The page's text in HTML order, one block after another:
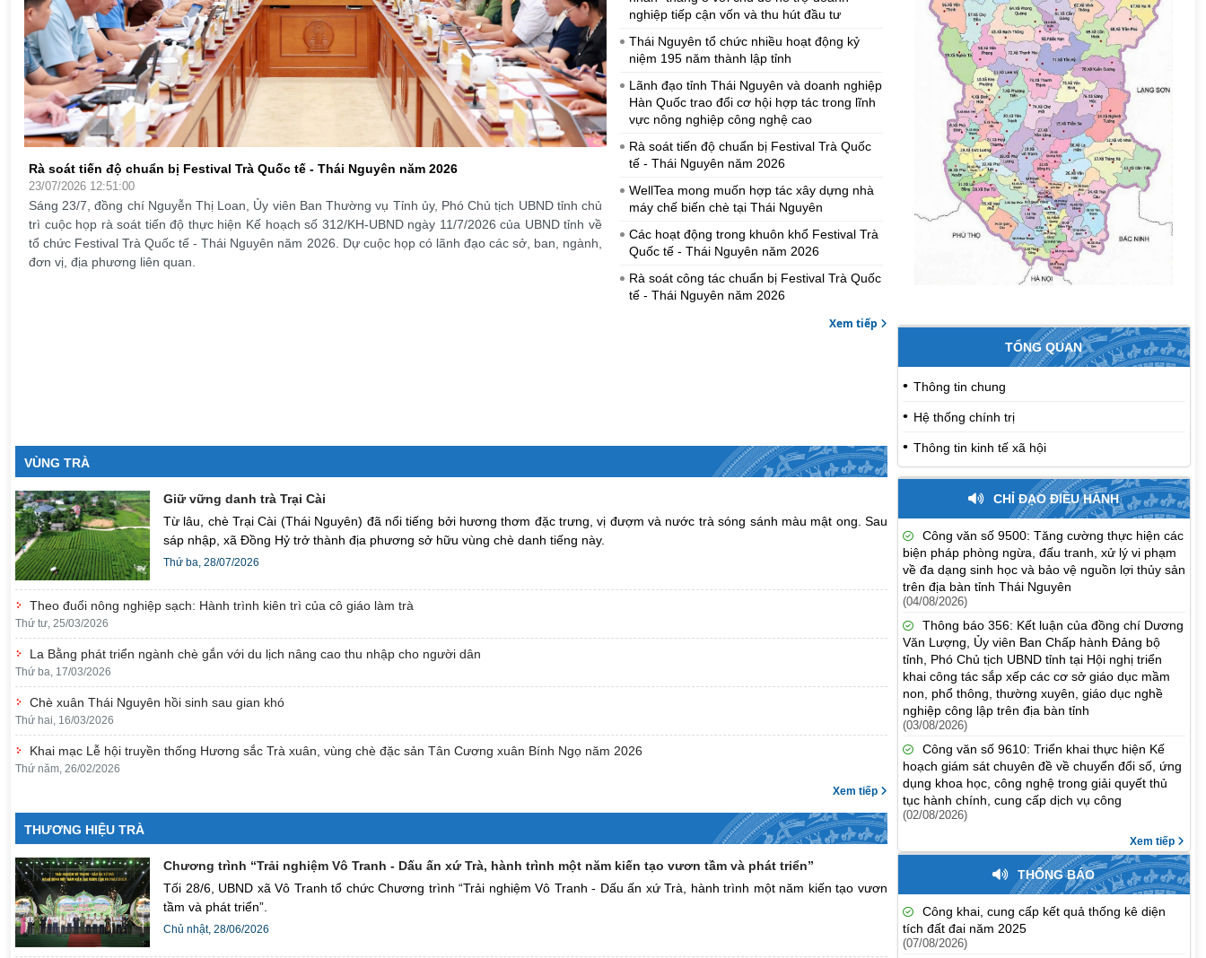
Rà soát tiến độ chuẩn bị Festival Trà Quốc tế - Thái Nguyên năm 2026
23/07/2026 12:51:00
Sáng 23/7, đồng chí Nguyễn Thị Loan, Ủy viên Ban Thường vụ Tỉnh ủy, Phó Chủ tịch UBND tỉnh chủ
trì cuộc họp rà soát tiến độ thực hiện Kế hoạch số 312/KH-UBND ngày 11/7/2026 của UBND tỉnh về
tổ chức Festival Trà Quốc tế - Thái Nguyên năm 2026. Dự cuộc họp có lãnh đạo các sở, ban, ngành,
đơn vị, địa phương liên quan.
WellTea mong muốn hợp tác xây dựng nhà máy chế biến chè tại Thái Nguyên
20/07/2026 17:45:00
Chiều 20/7, đồng chí Nguyễn Thị Loan, Ủy viên Ban Thường vụ Tỉnh ủy, Phó Chủ tịch UBND tỉnh tiếp
và làm việc với Đoàn công tác của Công ty cổ phần WellTea do ông Lữ Minh Triết, Tổng Giám đốc
Công ty làm Trưởng Đoàn.
nghiệp tiếp cận vốn và thu hút đầu tư
Thái Nguyên tổ chức nhiều hoạt động kỷ
niệm 195 năm thành lập tỉnh
Lãnh đạo tỉnh Thái Nguyên và doanh nghiệp
Hàn Quốc trao đổi cơ hội hợp tác trong lĩnh
vực nông nghiệp công nghệ cao
Rà soát tiến độ chuẩn bị Festival Trà Quốc
tế - Thái Nguyên năm 2026
WellTea mong muốn hợp tác xây dựng nhà
máy chế biến chè tại Thái Nguyên
Các hoạt động trong khuôn khổ Festival Trà
Quốc tế - Thái Nguyên năm 2026
Rà soát công tác chuẩn bị Festival Trà Quốc
tế - Thái Nguyên năm 2026
Thúc đẩy hợp tác phát triển trà Thái Nguyên
ấn xứ Trà, hành trình một năm kiến tạo
vươn tầm và phát triển”
Thái Nguyên
Festival trà Quốc tế - Thái Nguyên năm
Xem tiếp
VÙNG TRÀ
Giữ vững danh trà Trại Cài
Từ lâu, chè Trại Cài (Thái Nguyên) đã nổi tiếng bởi hương thơm đặc trưng, vị đượm và nước trà sóng sánh màu mật ong. Sau
sáp nhập, xã Đồng Hỷ trở thành địa phương sở hữu vùng chè danh tiếng này.
Thứ ba, 28/07/2026
Theo đuổi nông nghiệp sạch: Hành trình kiên trì của cô giáo làm trà
Thứ tư, 25/03/2026
La Bằng phát triển ngành chè gắn với du lịch nâng cao thu nhập cho người dân
Thứ ba, 17/03/2026
Chè xuân Thái Nguyên hồi sinh sau gian khó
Thứ hai, 16/03/2026
Khai mạc Lễ hội truyền thống Hương sắc Trà xuân, vùng chè đặc sản Tân Cương xuân Bính Ngọ năm 2026
Thứ năm, 26/02/2026
Xem tiếp
THƯƠNG HIỆU TRÀ
Chương trình “Trải nghiệm Vô Tranh - Dấu ấn xứ Trà, hành trình một năm kiến tạo vươn tầm và phát triển”
Tối 28/6, UBND xã Vô Tranh tổ chức Chương trình “Trải nghiệm Vô Tranh - Dấu ấn xứ Trà, hành trình một năm kiến tạo vươn
tầm và phát triển”.
Chủ nhật, 28/06/2026
TỔNG QUAN
Thông tin chung
Hệ thống chính trị
Thông tin kinh tế xã hội
CHỈ ĐẠO ĐIỀU HÀNH
Công văn số 9500: Tăng cường thực hiện các
biện pháp phòng ngừa, đấu tranh, xử lý vi phạm
về đa dạng sinh học và bảo vệ nguồn lợi thủy sản
trên địa bàn tỉnh Thái Nguyên
(04/08/2026)
Thông báo 356: Kết luận của đồng chí Dương
Văn Lượng, Ủy viên Ban Chấp hành Đảng bộ
tỉnh, Phó Chủ tịch UBND tỉnh tại Hội nghị triển
khai công tác sắp xếp các cơ sở giáo dục mầm
non, phổ thông, thường xuyên, giáo dục nghề
nghiệp công lập trên địa bàn tỉnh
(03/08/2026)
Công văn số 9610: Triển khai thực hiện Kế
hoạch giám sát chuyên đề về chuyển đổi số, ứng
dụng khoa học, công nghệ trong giải quyết thủ
tục hành chính, cung cấp dịch vụ công
(02/08/2026)
Xem tiếp
THÔNG BÁO
Công khai, cung cấp kết quả thống kê diện
tích đất đai năm 2025
(07/08/2026)